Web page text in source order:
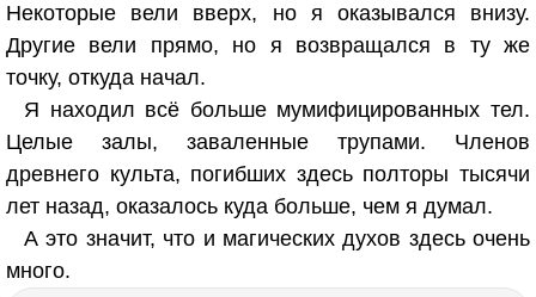
Некоторые вели вверх, но я оказывался внизу.
Другие вели прямо, но я возвращался в ту же
точку, откуда начал.
Я находил всё больше мумифицированных тел.
Целые залы, заваленные трупами. Членов
древнего культа, погибших здесь полторы тысячи
лет назад, оказалось куда больше, чем я думал.
А это значит, что и магических духов здесь очень
много.